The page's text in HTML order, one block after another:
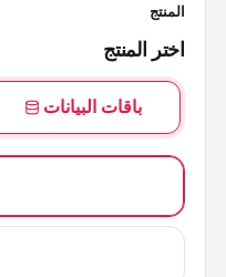
المنتج
اختر المنتج
باقات البيانات